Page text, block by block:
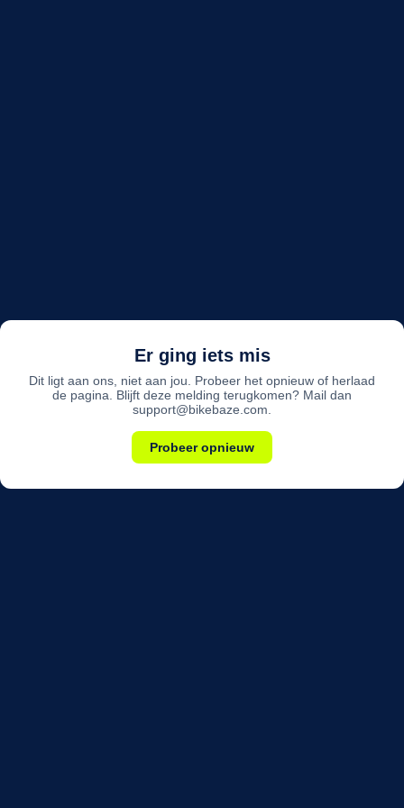
Er ging iets mis
Dit ligt aan ons, niet aan jou. Probeer het opnieuw of herlaad
de pagina. Blijft deze melding terugkomen? Mail dan
support@bikebaze.com.
Probeer opnieuw